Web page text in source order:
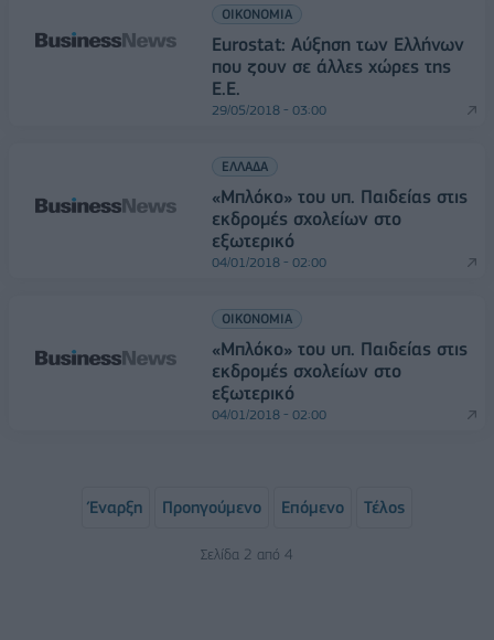
ΟΙΚΟΝΟΜΙΑ
Εurostat: Αύξηση των Ελλήνων
που ζουν σε άλλες χώρες της
Ε.Ε.
29/05/2018 - 03:00
ΕΛΛΑΔΑ
«Μπλόκο» του υπ. Παιδείας στις
εκδρομές σχολείων στο
εξωτερικό
04/01/2018 - 02:00
ΟΙΚΟΝΟΜΙΑ
«Μπλόκο» του υπ. Παιδείας στις
εκδρομές σχολείων στο
εξωτερικό
04/01/2018 - 02:00
Έναρξη Προηγούμενο Επόμενο Τέλος
Σελίδα 2 από 4